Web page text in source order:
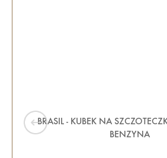
BRASIL - KUBEK NA
BENZYNA